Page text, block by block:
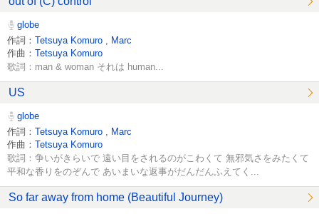
globe
作詞： Tetsuya Komuro
Marc
作曲： Tetsuya Komuro
歌詞：man & woman それは human...
US
globe
作詞： Tetsuya Komuro
Marc
作曲： Tetsuya Komuro
歌詞：争いがきらいで 遠い目をされるのがこわくて 無邪気さをみたくて
平和な香りをのぞんで あいまいな返事がだんだんふえてく...
So far away from home (Beautiful Journey)